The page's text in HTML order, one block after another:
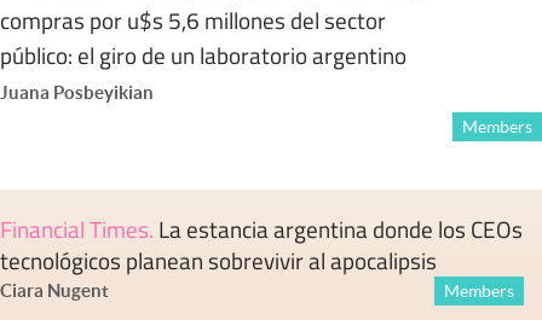
compras por u$s 5,6 millones del sector
público: el giro de un laboratorio argentino
Juana Posbeyikian
Members
Financial Times. La estancia argentina donde los CEOs
tecnológicos planean sobrevivir al apocalipsis
Ciara Nugent Members